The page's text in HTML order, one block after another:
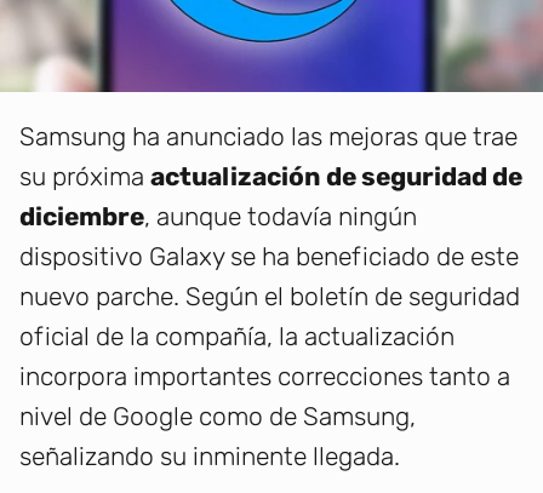
Samsung ha anunciado las mejoras que trae
su próxima actualización de seguridad de
diciembre, aunque todavía ningún
dispositivo Galaxy se ha beneficiado de este
nuevo parche. Según el boletín de seguridad
oficial de la compañía, la actualización
incorpora importantes correcciones tanto a
nivel de Google como de Samsung,
señalizando su inminente llegada.